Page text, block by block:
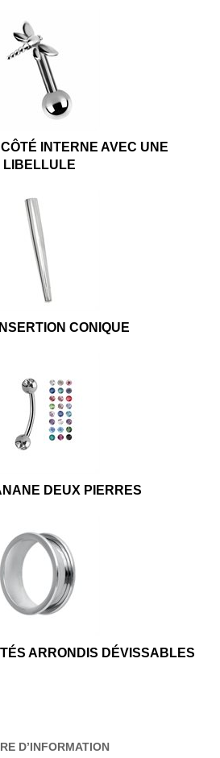
INTERNE AVEC UNE
LIBELLULE
CONIQUE
DEUX PIERRES
ARRONDIS DÉVISSABLES
D’INFORMATION